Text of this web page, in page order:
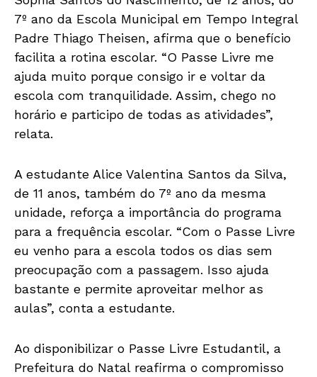
7º ano da Escola Municipal em Tempo Integral
Padre Thiago Theisen, afirma que o benefício
facilita a rotina escolar. “O Passe Livre me
ajuda muito porque consigo ir e voltar da
escola com tranquilidade. Assim, chego no
horário e participo de todas as atividades”,
relata.
A estudante Alice Valentina Santos da Silva,
de 11 anos, também do 7º ano da mesma
unidade, reforça a importância do programa
para a frequência escolar. “Com o Passe Livre
eu venho para a escola todos os dias sem
preocupação com a passagem. Isso ajuda
bastante e permite aproveitar melhor as
aulas”, conta a estudante.
Ao disponibilizar o Passe Livre Estudantil, a
Prefeitura do Natal reafirma o compromisso